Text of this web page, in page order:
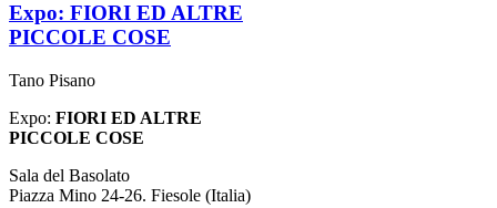
Expo: FIORI ED ALTRE
PICCOLE COSE
Tano Pisano
Expo: FIORI ED ALTRE
PICCOLE COSE
Sala del Basolato
Piazza Mino 24-26. Fiesole (Italia)